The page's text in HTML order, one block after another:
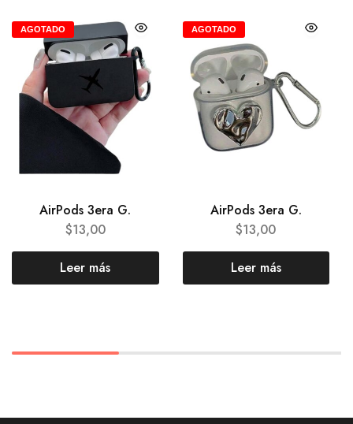
AGOTADO
AirPods 3era G.
$13,00
Leer más
AGOTADO
AirPods 3era G.
$13,00
Leer más